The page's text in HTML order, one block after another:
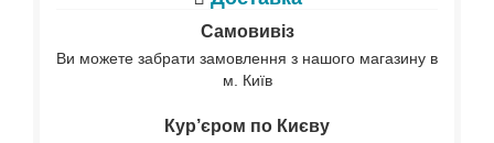
Самовивіз
Ви можете забрати замовлення з нашого магазину в
м. Київ
Кур’єром по Києву